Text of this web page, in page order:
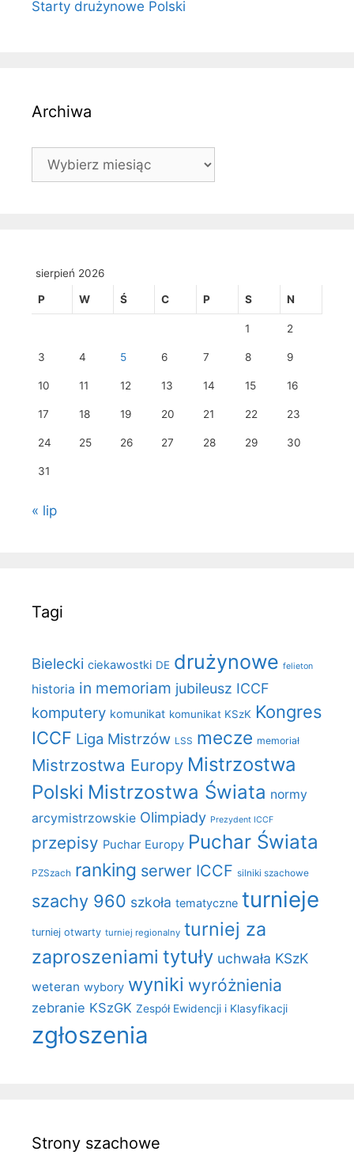
Starty drużynowe Polski
Archiwa
Archiwa
sierpień 2026
P W Ś C P S N
1 2
3 4 5 6 7 8 9
10 11 12 13 14 15 16
17 18 19 20 21 22 23
24 25 26 27 28 29 30
31
« lip
Tagi
Bielecki ciekawostki DE drużynowe felieton
historia in memoriam jubileusz ICCF
komputery komunikat komunikat KSzK Kongres
ICCF Liga Mistrzów LSS mecze memoriał
Mistrzostwa Europy Mistrzostwa
Polski Mistrzostwa Świata normy
arcymistrzowskie Olimpiady Prezydent ICCF
przepisy Puchar Europy Puchar Świata
PZSzach ranking serwer ICCF silniki szachowe
szachy 960 szkoła tematyczne turnieje
turniej otwarty turniej regionalny turniej za
zaproszeniami tytuły uchwała KSzK
weteran wybory wyniki wyróżnienia
zebranie KSzGK Zespół Ewidencji i Klasyfikacji
zgłoszenia
Strony szachowe